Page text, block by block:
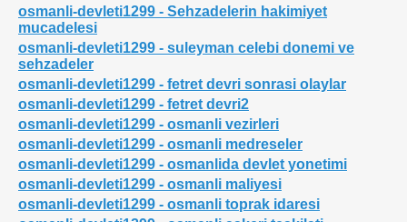
osmanli-devleti1299 - Sehzadelerin hakimiyet
mucadelesi
osmanli-devleti1299 - suleyman celebi donemi ve
sehzadeler
osmanli-devleti1299 - fetret devri sonrasi olaylar
osmanli-devleti1299 - fetret devri2
osmanli-devleti1299 - osmanli vezirleri
osmanli-devleti1299 - osmanli medreseler
osmanli-devleti1299 - osmanlida devlet yonetimi
osmanli-devleti1299 - osmanli maliyesi
osmanli-devleti1299 - osmanli toprak idaresi